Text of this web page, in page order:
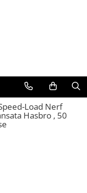
Load Nerf
Hasbro , 50